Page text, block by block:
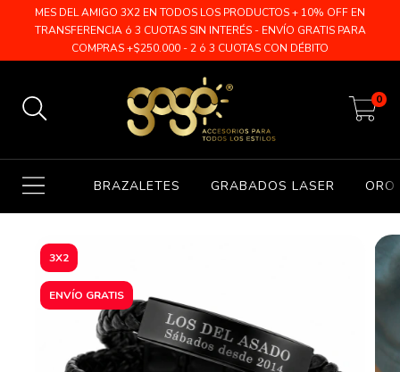
MES DEL AMIGO 3X2 EN TODOS LOS PRODUCTOS + 10% OFF EN
TRANSFERENCIA ó 3 CUOTAS SIN INTERÉS - ENVÍO GRATIS PARA
COMPRAS +$250.000 - 2 ó 3 CUOTAS CON DÉBITO
0
BRAZALETES GRABADOS LASER ORO
3X2
ENVÍO GRATIS